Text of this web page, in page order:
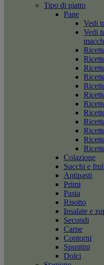
Tipo di piatto
Pane
Vedi
Vedi
Colazione
Succhi e
Antipasti
Primi
Pasta
Risotto
Insalate e
Secondi
Carne
Contorni
Spuntini
Dolci